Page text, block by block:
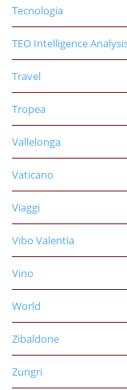
Tecnologia
TEO Intelligence
Travel
Tropea
Vallelonga
Vaticano
Viaggi
Vibo Valentia
Vino
World
Zibaldone
Zungri